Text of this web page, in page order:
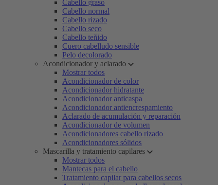
Cabello graso
Cabello normal
Cabello rizado
Cabello seco
Cabello teñido
Cuero cabelludo sensible
Pelo decolorado
Acondicionador y aclarado
Mostrar todos
Acondicionador de color
Acondicionador hidratante
Acondicionador anticaspa
Acondicionador antiencrespamiento
Aclarado de acumulación y reparación
Acondicionador de volumen
Acondicionadores cabello rizado
Acondicionadores sólidos
Mascarilla y tratamiento capilares
Mostrar todos
Mantecas para el cabello
Tratamiento capilar para cabellos secos